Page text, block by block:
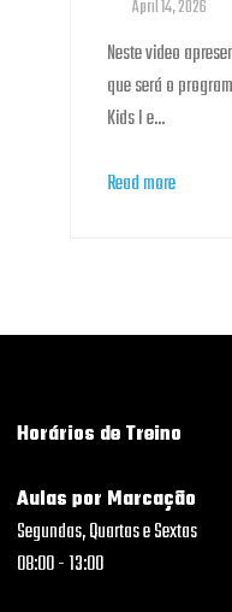
April 14, 2026
Neste video
que será o
Kids I e...
Read more
Horários de Treino
Aulas por Marcação
Segundas, Quartas e Sextas
08:00 - 13:00